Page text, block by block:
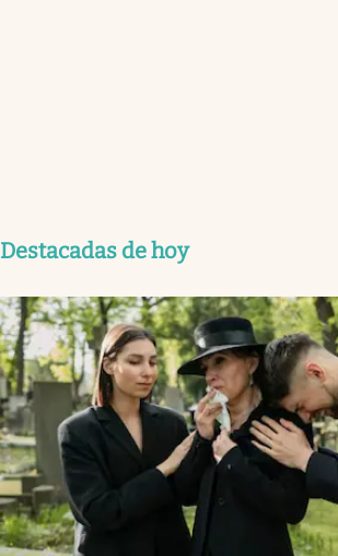
Destacadas de hoy